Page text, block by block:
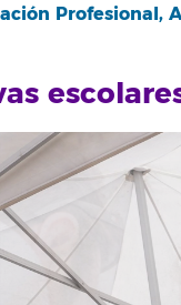
Profesional,